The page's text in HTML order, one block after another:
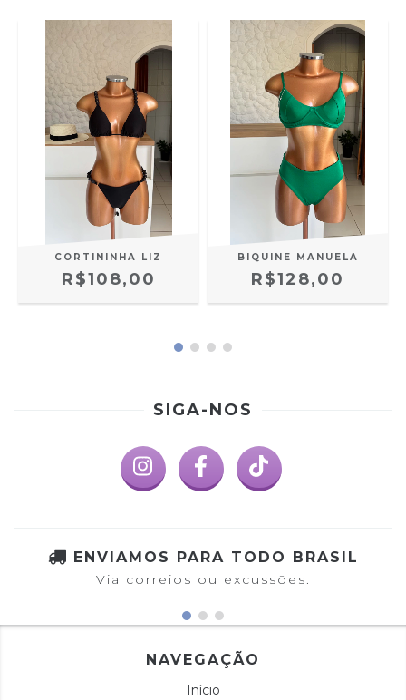
CORTININHA LIZ
R$108,00
BIQUINE MANUELA
R$128,00
SIGA-NOS
ENVIAMOS PARA TODO BRASIL
Via correios ou excussões.
NAVEGAÇÃO
Início